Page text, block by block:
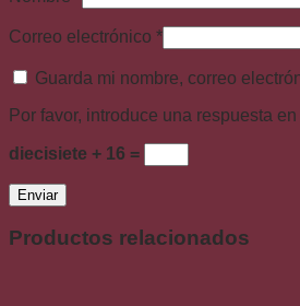
Correo electrónico *
Guarda mi nombre, correo
Por favor, introduce una respuesta
diecisiete + 16 =
Productos relacionados